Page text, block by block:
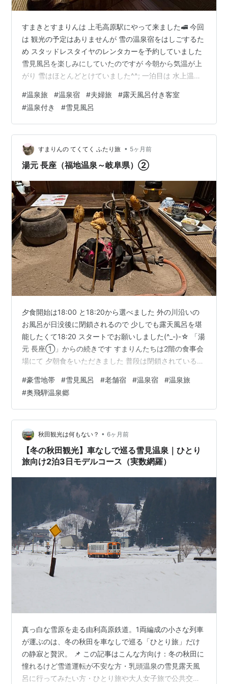
すまきとすまりんは 上毛高原駅にやって来ました🚅 今回
は 観光の予定はありませんが 雪の温泉宿をはしごするた
め スタッドレスタイヤのレンタカーを予約していました
雪見風呂を楽しみにしていたのですが 今朝から気温が上
がり 雪はほとんどとけていました^^; 一泊目は 水上温泉
（群馬県利根郡みなかみ町湯原） チェックイン15:00 チ
ェックアウト10:00 利根川のほとりにある温泉リゾート
です✨ 車をとめて 奥の玄関へとすすみます 入り口付近に
喫煙室がありました 水上駅と上毛高原駅まで 無料の送迎
サービスがあります チェックイン可能時刻の2…
#温泉旅 #温泉宿 #夫婦旅 #露天風呂付き客室
#温泉付き #雪見風呂
すまりんの てくてく ふたり旅 • 5ヶ月前
湯元 長座（福地温泉～岐阜県）②
夕食開始は18:00 と18:20から選べました 外の川沿いの
お風呂が日没後に閉鎖されるので 少しでも露天風呂を堪
能したくて18:20 スタートでお願いしました(^_-)-☆ 「湯
元 長座①」からの続きです すまりんたちは2階の食事会
場にて 夕朝食をいただきました 普段は閉鎖されている扉
前に名前が書かれてありました 半分以上が海外からのお
客さんのようで 英語で名前を聞かれました💦 すまりんた
ちはこちらのお部屋です 真ん中に囲炉裏がありました ド
リンクメニュー すまきは 久寿玉 辛口で 日本料理に合う
美味しいお酒だったそうです すまりんは ウ…
#豪雪地帯 #雪見風呂 #老舗宿 #温泉宿 #温泉旅
#奥飛騨温泉郷
秋田観光は何もない？ • 6ヶ月前
【冬の秋田観光】車なしで巡る雪見温泉｜ひとり
旅向け2泊3日モデルコース（実数網羅）
真っ白な雪原を走る由利高原鉄道。1両編成の小さな列車
が運ぶのは、冬の秋田を車なしで巡る「ひとり旅」だけ
の静寂と贅沢。 📌 この記事はこんな方向け：冬の秋田に
憧れるけど雪道運転が不安な方・乳頭温泉の雪見露天風
呂に行ってみたい方・ひとり旅や大人女子旅で公共交通